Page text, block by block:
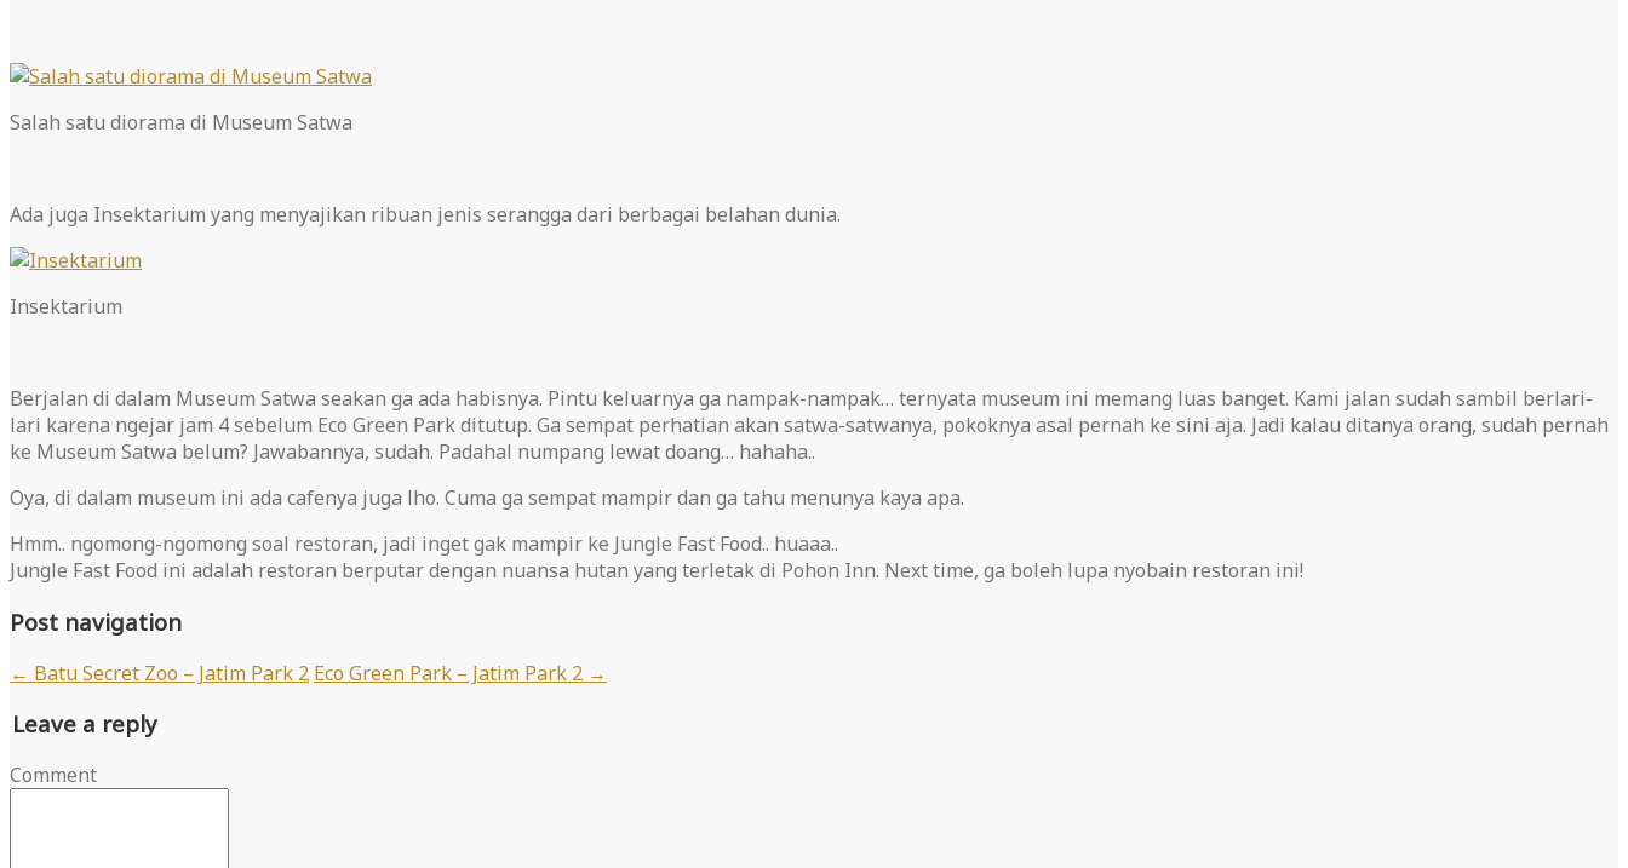
Salah satu diorama di Museum Satwa
Ada juga Insektarium yang menyajikan ribuan jenis serangga dari berbagai belahan dunia.
Insektarium
Berjalan di dalam Museum Satwa seakan ga ada habisnya. Pintu keluarnya ga nampak-nampak… ternyata museum ini memang luas banget. Kami jalan sudah sambil berlari-
lari karena ngejar jam 4 sebelum Eco Green Park ditutup. Ga sempat perhatian akan satwa-satwanya, pokoknya asal pernah ke sini aja. Jadi kalau ditanya orang, sudah pernah
ke Museum Satwa belum? Jawabannya, sudah. Padahal numpang lewat doang… hahaha..
Oya, di dalam museum ini ada cafenya juga lho. Cuma ga sempat mampir dan ga tahu menunya kaya apa.
Hmm.. ngomong-ngomong soal restoran, jadi inget gak mampir ke Jungle Fast Food.. huaaa..
Jungle Fast Food ini adalah restoran berputar dengan nuansa hutan yang terletak di Pohon Inn. Next time, ga boleh lupa nyobain restoran ini!
Post navigation
← Batu Secret Zoo – Jatim Park 2 Eco Green Park – Jatim Park 2 →
Leave a reply
Comment